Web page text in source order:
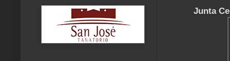
Junta